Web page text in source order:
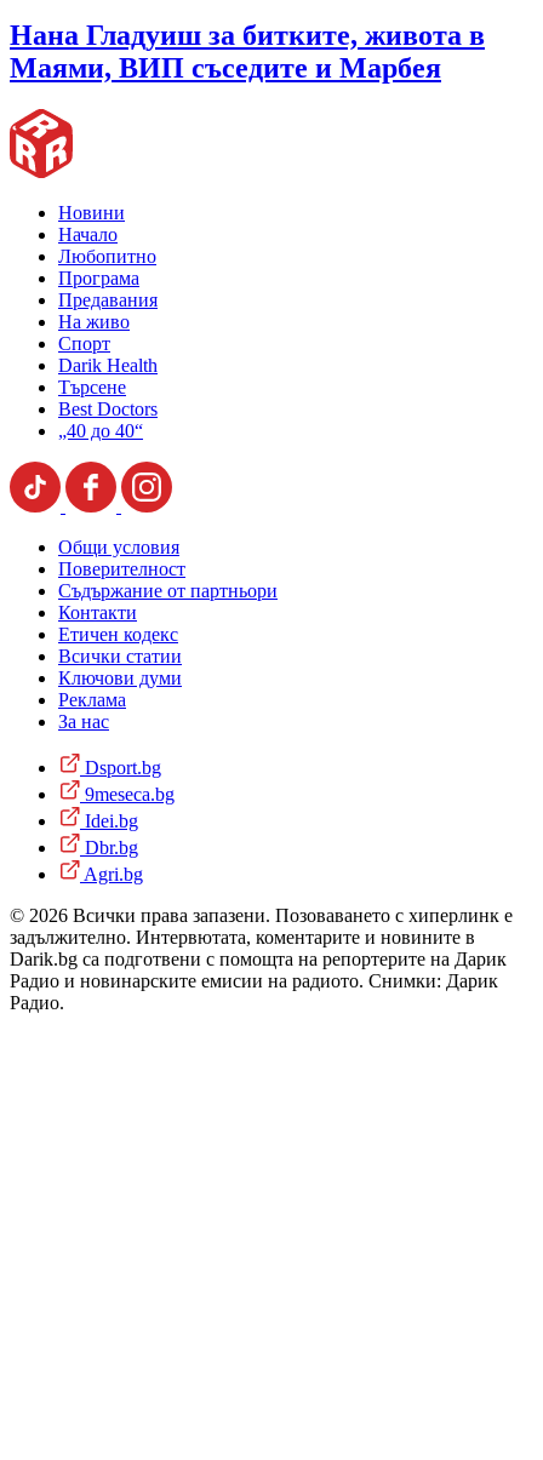
Нана Гладуиш за битките, живота в
Маями, ВИП съседите и Марбея
Новини
Начало
Любопитно
Програма
Предавания
На живо
Спорт
Darik Health
Търсене
Best Doctors
„40 до 40“
Общи условия
Поверителност
Съдържание от партньори
Контакти
Етичен кодекс
Всички статии
Ключови думи
Реклама
За нас
Dsport.bg
9meseca.bg
Idei.bg
Dbr.bg
Agri.bg
© 2026 Всички права запазени. Позоваването с хиперлинк е
задължително. Интервютата, коментарите и новините в
Darik.bg са подготвени с помощта на репортерите на Дарик
Радио и новинарските емисии на радиото. Снимки: Дарик
Радио.